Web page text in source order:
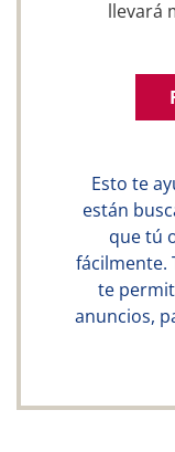
llevará
Esto te
están
que tú
fácilmente.
te
anuncios,